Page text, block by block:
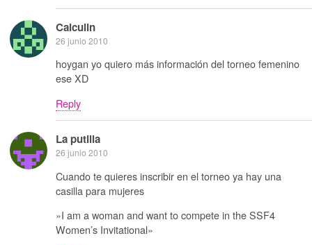
Calculin
26 junio 2010
hoygan yo quiero más información del torneo femenino
ese XD
Reply
La putilla
26 junio 2010
Cuando te quieres inscribir en el torneo ya hay una
casilla para mujeres
»I am a woman and want to compete in the SSF4
Women’s Invitational»